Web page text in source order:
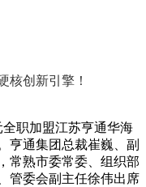
核创新引擎！
职加盟江苏亨通华海
亨通集团总裁崔巍、副
常熟市委常委、组织部
管委会副主任徐伟出席